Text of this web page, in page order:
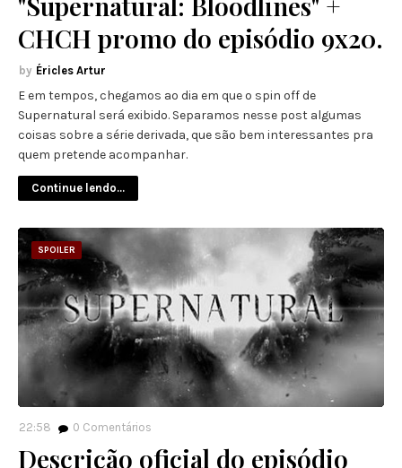
CHCH promo do episódio 9x20.
Éricles Artur
E em tempos, chegamos ao dia em que o spin off de
Supernatural será exibido. Separamos nesse post algumas
coisas sobre a série derivada, que são bem interessantes pra
quem pretende acompanhar.
Continue lendo...
SPOILER
22:58 0 Comentários
Descrição oficial do episódio